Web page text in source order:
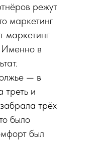
режут
маркетинг
маркетинг
Именно в
— в
треть и
трёх
было
был